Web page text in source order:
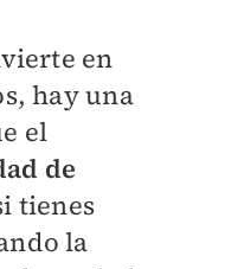
en
hay una
el
de
tienes
la